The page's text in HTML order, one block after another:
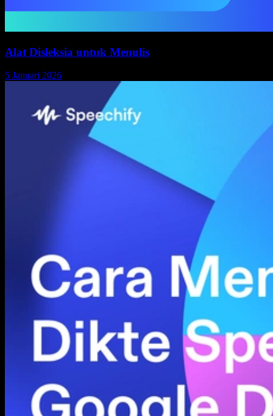
Alat Disleksia untuk Menulis
5 Januari 2026